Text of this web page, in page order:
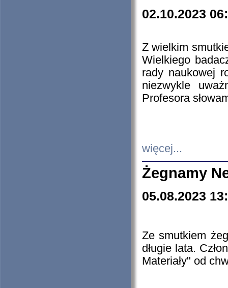
02.10.2023
Z wielkim
Wielkiego
rady naukowej
niezwykle
Profesora
więcej...
Żegnamy
05.08.2023
Ze smutkiem
długie lata.
Materiały" od